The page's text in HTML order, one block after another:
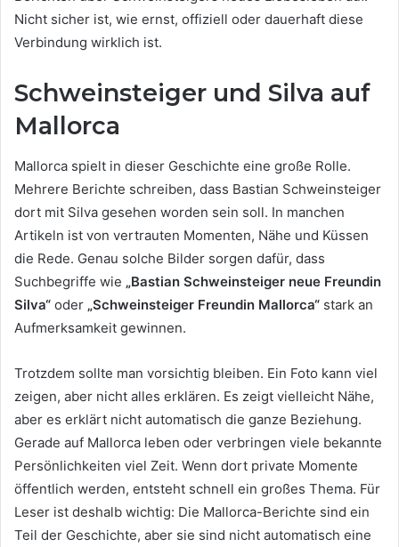
Nicht sicher ist, wie ernst, offiziell oder dauerhaft diese
Verbindung wirklich ist.
Schweinsteiger und Silva auf
Mallorca
Mallorca spielt in dieser Geschichte eine große Rolle.
Mehrere Berichte schreiben, dass Bastian Schweinsteiger
dort mit Silva gesehen worden sein soll. In manchen
Artikeln ist von vertrauten Momenten, Nähe und Küssen
die Rede. Genau solche Bilder sorgen dafür, dass
Suchbegriffe wie „Bastian Schweinsteiger neue Freundin
Silva“ oder „Schweinsteiger Freundin Mallorca“ stark an
Aufmerksamkeit gewinnen.
Trotzdem sollte man vorsichtig bleiben. Ein Foto kann viel
zeigen, aber nicht alles erklären. Es zeigt vielleicht Nähe,
aber es erklärt nicht automatisch die ganze Beziehung.
Gerade auf Mallorca leben oder verbringen viele bekannte
Persönlichkeiten viel Zeit. Wenn dort private Momente
öffentlich werden, entsteht schnell ein großes Thema. Für
Leser ist deshalb wichtig: Die Mallorca-Berichte sind ein
Teil der Geschichte, aber sie sind nicht automatisch eine